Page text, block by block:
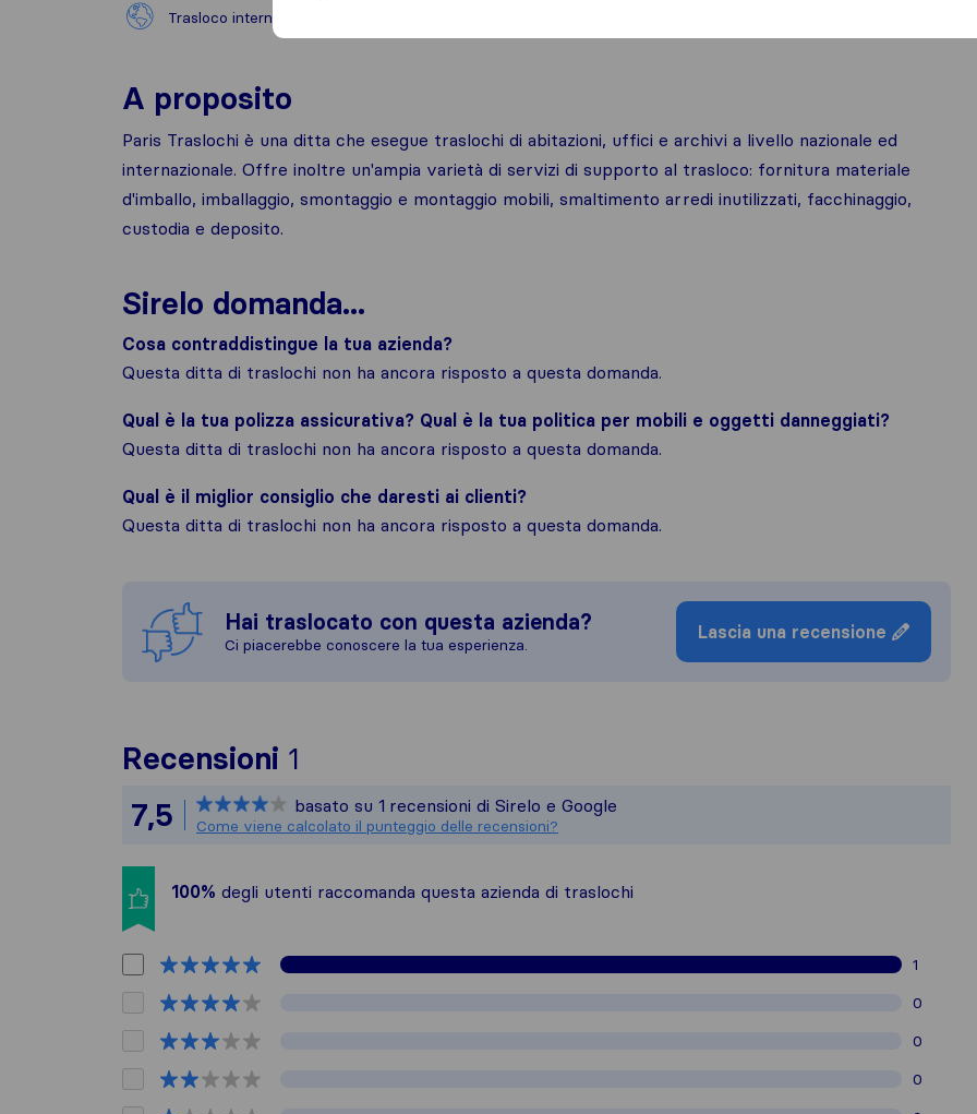
Trasloco internazionale
A proposito
Paris Traslochi è una ditta che esegue traslochi di abitazioni, uffici e archivi a livello nazionale ed
internazionale. Offre inoltre un'ampia varietà di servizi di supporto al trasloco: fornitura materiale
d'imballo, imballaggio, smontaggio e montaggio mobili, smaltimento arredi inutilizzati, facchinaggio,
custodia e deposito.
Sirelo domanda...
Cosa contraddistingue la tua azienda?
Questa ditta di traslochi non ha ancora risposto a questa domanda.
Qual è la tua polizza assicurativa? Qual è la tua politica per mobili e oggetti danneggiati?
Questa ditta di traslochi non ha ancora risposto a questa domanda.
Qual è il miglior consiglio che daresti ai clienti?
Questa ditta di traslochi non ha ancora risposto a questa domanda.
Hai traslocato con questa azienda?
Ci piacerebbe conoscere la tua esperienza.
Lascia una recensione
Recensioni 1
Tutte le recensioni raccolte su Sirelo sono
7,5 basato su 1 recensioni di Sirelo e Google
Come viene calcolato il punteggio delle recensioni?
100% degli utenti raccomanda questa azienda di traslochi
1
0
0
0